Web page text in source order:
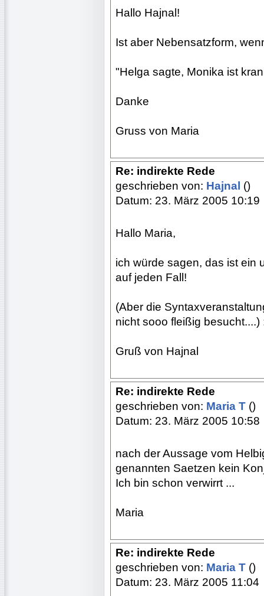
Hallo Hajnal!
Ist aber Nebensatzform,
"Helga sagte, Monika ist
Danke
Gruss von Maria
Re: indirekte Rede
geschrieben von: Hajnal ()
Datum: 23. März 2005 10:19
Hallo Maria,
ich würde sagen, das ist ein
auf jeden Fall!
(Aber die
nicht sooo fleißig besucht....)
Gruß von Hajnal
Re: indirekte Rede
geschrieben von: Maria T ()
Datum: 23. März 2005 10:58
nach der Aussage vom
genannten Saetzen kein
Ich bin schon verwirrt ...
Maria
Re: indirekte Rede
geschrieben von: Maria T ()
Datum: 23. März 2005 11:04